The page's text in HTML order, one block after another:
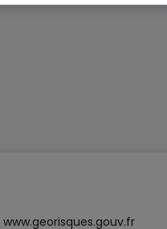
www.georisques.gouv.fr